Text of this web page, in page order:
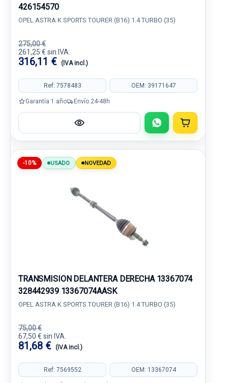
426154570
OPEL ASTRA K SPORTS TOURER (B16) 1.4 TURBO (35)
275,00 €
261,25 € sin IVA.
316,11 € (IVA incl.)
Ref: 7578483 OEM: 39171647
Garantía 1 año Envío 24-48h
-10% USADO NOVEDAD
TRANSMISION DELANTERA DERECHA 13367074
328442939 13367074AASK
OPEL ASTRA K SPORTS TOURER (B16) 1.4 TURBO (35)
75,00 €
67,50 € sin IVA.
81,68 € (IVA incl.)
Ref: 7569552 OEM: 13367074